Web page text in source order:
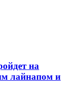
на
лайнапом и